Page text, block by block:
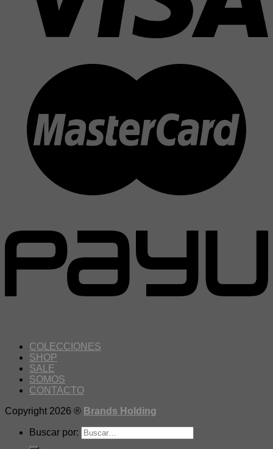
COLECCIONES
SHOP
SALE
SOMOS
CONTACTO
Copyright 2026 ® Brands Holding
Buscar por: